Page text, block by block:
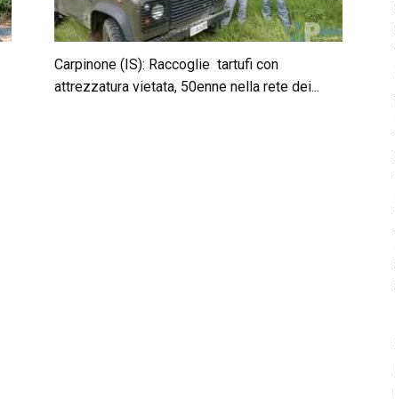
Carpinone (IS): Raccoglie tartufi con
attrezzatura vietata, 50enne nella rete dei...